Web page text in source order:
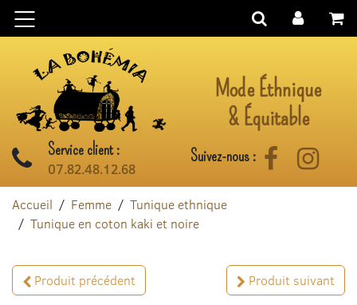
Aller au contenu
Mode Éthnique
& Équitable
Service client :
07.82.48.12.68
Suivez-nous : Facebook
Accueil Femme
Tunique ethnique
Tunique en coton kaki et noire
Produit précédent Produit suivant